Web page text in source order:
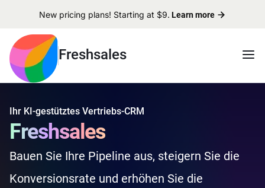
New pricing plans! Starting at $9. Learn more
Freshsales
Ihr KI-gestütztes Vertriebs-CRM
Freshsales
Bauen Sie Ihre Pipeline aus, steigern Sie die
Konversionsrate und erhöhen Sie die